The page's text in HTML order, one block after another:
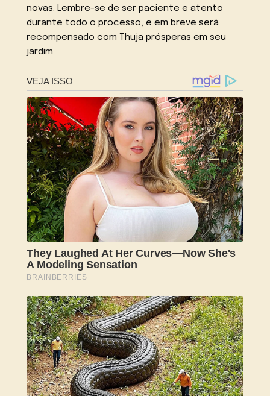
novas. Lembre-se de ser paciente e atento
durante todo o processo, e em breve será
recompensado com Thuja prósperas em seu
jardim.